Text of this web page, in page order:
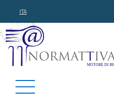
ITA
Normattiva